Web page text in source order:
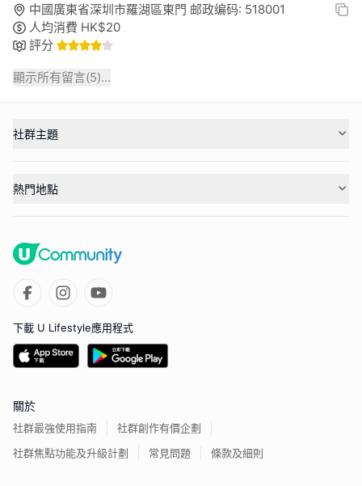
中國廣東省深圳市羅湖區東門 邮政编码: 518001
人均消費 HK$20
評分
顯示所有留言(5)...
社群主題
熱門地點
下載 U Lifestyle應用程式
關於
社群最強使用指南
社群創作有價企劃
社群焦點功能及升級計劃
常見問題 條款及細則